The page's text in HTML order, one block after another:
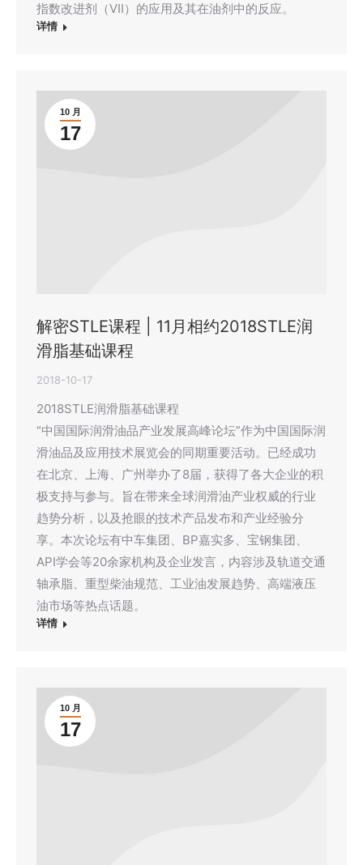
指数改进剂（VII）的应用及其在油剂中的反应。
详情
10 月
17
解密STLE课程 | 11月相约2018STLE润
滑脂基础课程
2018-10-17
2018STLE润滑脂基础课程
“中国国际润滑油品产业发展高峰论坛”作为中国国际润
滑油品及应用技术展览会的同期重要活动。已经成功
在北京、上海、广州举办了8届，获得了各大企业的积
极支持与参与。旨在带来全球润滑油产业权威的行业
趋势分析，以及抢眼的技术产品发布和产业经验分
享。本次论坛有中车集团、BP嘉实多、宝钢集团、
API学会等20余家机构及企业发言，内容涉及轨道交通
轴承脂、重型柴油规范、工业油发展趋势、高端液压
油市场等热点话题。
详情
10 月
17